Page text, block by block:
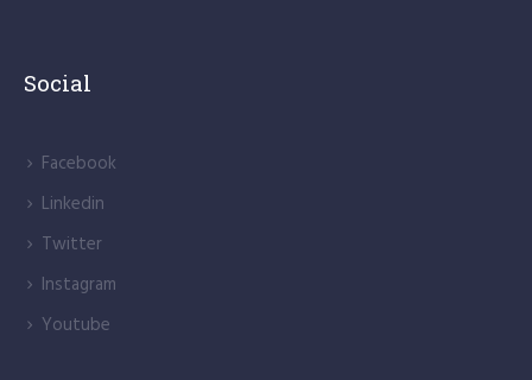
Social
Facebook
Linkedin
Twitter
Instagram
Youtube